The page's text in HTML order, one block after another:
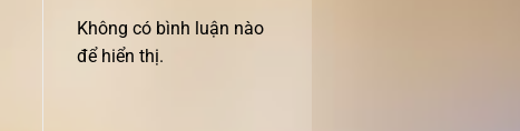
Không có bình luận nào
để hiển thị.